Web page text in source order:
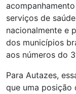
serviços de
nacionalmente e
dos municípios
aos números do
Para Autazes,
que uma posição